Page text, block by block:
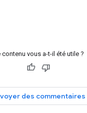
contenu vous a-t-il été utile ?
des commentaires